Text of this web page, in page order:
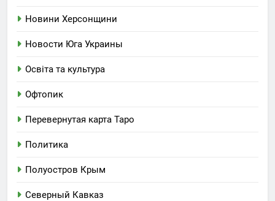
Новини Херсонщини
Новости Юга Украины
Освіта та культура
Офтопик
Перевернутая карта Таро
Политика
Полуостров Крым
Северный Кавказ